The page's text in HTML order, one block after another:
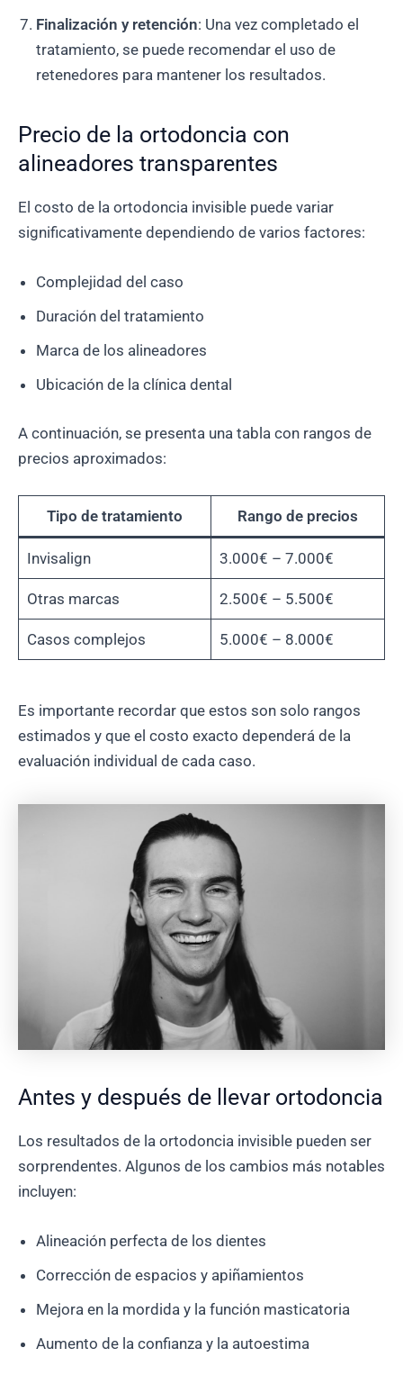
Finalización y retención: Una vez completado el
tratamiento, se puede recomendar el uso de
retenedores para mantener los resultados.
Precio de la ortodoncia con
alineadores transparentes
El costo de la ortodoncia invisible puede variar
significativamente dependiendo de varios factores:
Complejidad del caso
Duración del tratamiento
Marca de los alineadores
Ubicación de la clínica dental
A continuación, se presenta una tabla con rangos de
precios aproximados:
Tipo de tratamiento Rango de precios
Invisalign 3.000€ – 7.000€
Otras marcas 2.500€ – 5.500€
Casos complejos 5.000€ – 8.000€
Es importante recordar que estos son solo rangos
estimados y que el costo exacto dependerá de la
evaluación individual de cada caso.
Antes y después de llevar ortodoncia
Los resultados de la ortodoncia invisible pueden ser
sorprendentes. Algunos de los cambios más notables
incluyen:
Alineación perfecta de los dientes
Corrección de espacios y apiñamientos
Mejora en la mordida y la función masticatoria
Aumento de la confianza y la autoestima